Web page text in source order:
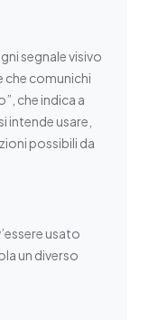
segnale visivo
comunichi
che indica a
intende usare,
possibili da
usato
un diverso